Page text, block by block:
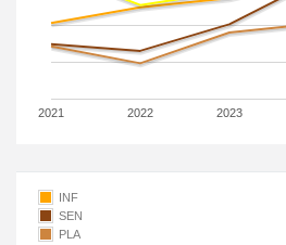
2021 2022 2023
INF
SEN
PLA